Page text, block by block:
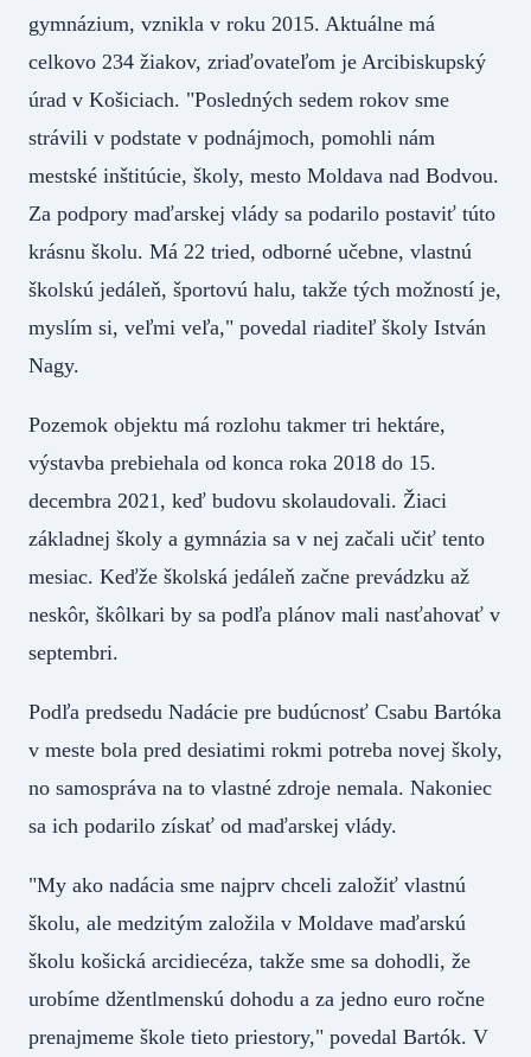
gymnázium, vznikla v roku 2015. Aktuálne má
celkovo 234 žiakov, zriaďovateľom je Arcibiskupský
úrad v Košiciach. "Posledných sedem rokov sme
strávili v podstate v podnájmoch, pomohli nám
mestské inštitúcie, školy, mesto Moldava nad Bodvou.
Za podpory maďarskej vlády sa podarilo postaviť túto
krásnu školu. Má 22 tried, odborné učebne, vlastnú
školskú jedáleň, športovú halu, takže tých možností je,
myslím si, veľmi veľa," povedal riaditeľ školy István
Nagy.
Pozemok objektu má rozlohu takmer tri hektáre,
výstavba prebiehala od konca roka 2018 do 15.
decembra 2021, keď budovu skolaudovali. Žiaci
základnej školy a gymnázia sa v nej začali učiť tento
mesiac. Keďže školská jedáleň začne prevádzku až
neskôr, škôlkari by sa podľa plánov mali nasťahovať v
septembri.
Podľa predsedu Nadácie pre budúcnosť Csabu Bartóka
v meste bola pred desiatimi rokmi potreba novej školy,
no samospráva na to vlastné zdroje nemala. Nakoniec
sa ich podarilo získať od maďarskej vlády.
"My ako nadácia sme najprv chceli založiť vlastnú
školu, ale medzitým založila v Moldave maďarskú
školu košická arcidiecéza, takže sme sa dohodli, že
urobíme džentlmenskú dohodu a za jedno euro ročne
prenajmeme škole tieto priestory," povedal Bartók. V